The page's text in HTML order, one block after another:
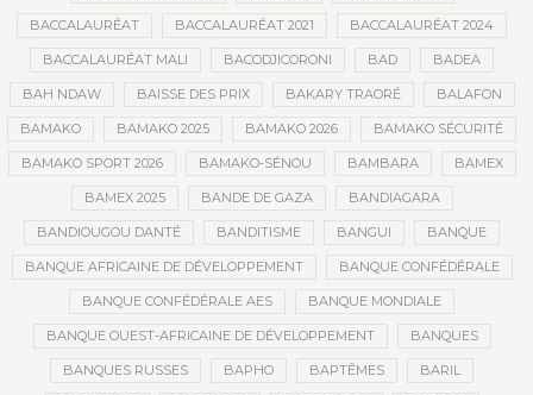
BACCALAURÉAT BACCALAURÉAT 2021 BACCALAURÉAT 2024
BACCALAURÉAT MALI BACODJICORONI BAD BADEA
BAH NDAW BAISSE DES PRIX BAKARY TRAORÉ BALAFON
BAMAKO BAMAKO 2025 BAMAKO 2026 BAMAKO SÉCURITÉ
BAMAKO SPORT 2026 BAMAKO-SÉNOU BAMBARA BAMEX
BAMEX 2025 BANDE DE GAZA BANDIAGARA
BANDIOUGOU DANTÉ BANDITISME BANGUI BANQUE
BANQUE AFRICAINE DE DÉVELOPPEMENT BANQUE CONFÉDÉRALE
BANQUE CONFÉDÉRALE AES BANQUE MONDIALE
BANQUE OUEST-AFRICAINE DE DÉVELOPPEMENT BANQUES
BANQUES RUSSES BAPHO BAPTÊMES BARIL